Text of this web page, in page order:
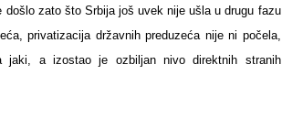
zato što Srbija još uvek nije ušla u drugu fazu
privatizacija državnih preduzeća nije ni počela,
jaki, a izostao je ozbiljan nivo direktnih stranih